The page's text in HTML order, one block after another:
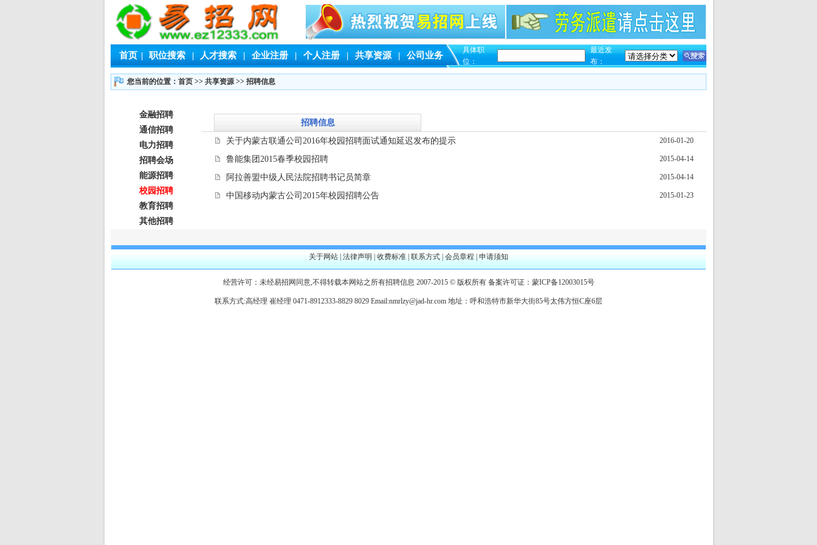
首页 | 职位搜索 | 人才搜索 | 企业注册 | 个人注册 | 共享资源 | 公司业务
具体职
位：
最近发
布：
您当前的位置：首页 >> 共享资源>> 招聘信息
金融招聘
通信招聘
电力招聘
招聘会场
能源招聘
校园招聘
教育招聘
其他招聘
招聘信息
关于内蒙古联通公司2016年校园招聘面试通知延迟发布的提示
2016-01-20
鲁能集团2015春季校园招聘 2015-04-14
阿拉善盟中级人民法院招聘书记员简章 2015-04-14
中国移动内蒙古公司2015年校园招聘公告 2015-01-23
关于网站 法律声明 收费标准 联系方式 会员章程 申请须知
经营许可：未经易招网同意,不得转载本网站之所有招聘信息 2007-2015 © 版权所有 备案许可证： 蒙ICP备12003015号
联系方式:高经理 崔经理 0471-8912333-8829 8029 Email:nmrlzy@jad-hr.com 地址：呼和浩特市新华大街85号太伟方恒C座6层